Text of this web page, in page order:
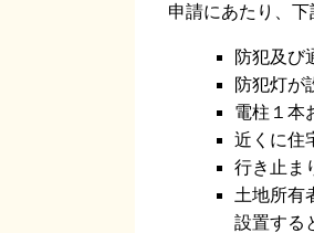
申請にあたり、下
防犯及び
防犯灯が
電柱１本
近くに住
行き止ま
土地所有
設置する